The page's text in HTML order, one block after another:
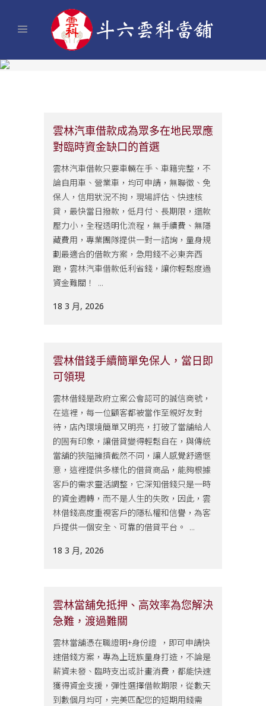
雲林汽車借款成為眾多在地民眾應
對臨時資金缺口的首選
雲林汽車借款只要車輛在手、車籍完整，不
論自用車、營業車，均可申請，無聯徵、免
保人，信用狀況不拘，現場評估、快速核
貸，最快當日撥款，低月付、長期限，還款
壓力小，全程透明化流程，無手續費、無隱
藏費用，專業團隊提供一對一諮詢，量身規
劃最適合的借款方案，急用錢不必東奔西
跑，雲林汽車借款低利省錢，讓你輕鬆度過
資金難關！ ...
18 3 月, 2026
雲林借錢手續簡單免保人，當日即
可領現
雲林借錢是政府立案公會認可的誠信商號，
在這裡，每一位顧客都被當作至親好友對
待，店內環境簡單又明亮，打破了當舖給人
的固有印象，讓借貸變得輕鬆自在，與傳統
當舖的狹隘擁擠截然不同，讓人感覺舒適愜
意，這裡提供多樣化的借貸商品，能夠根據
客戶的需求靈活調整，它深知借錢只是一時
的資金週轉，而不是人生的失敗，因此，雲
林借錢高度重視客戶的隱私權和信譽，為客
戶提供一個安全、可靠的借貸平台。 ...
18 3 月, 2026
雲林當舖免抵押、高效率為您解決
急難，渡過難關
雲林當舖憑在職證明+身份證 ，即可申請快
速借錢方案，專為上班族量身打造，不論是
薪資未發、臨時支出或計畫消費，都能快速
獲得資金支援，彈性選擇借款期限，從數天
到數個月均可，完美匹配您的短期用錢需